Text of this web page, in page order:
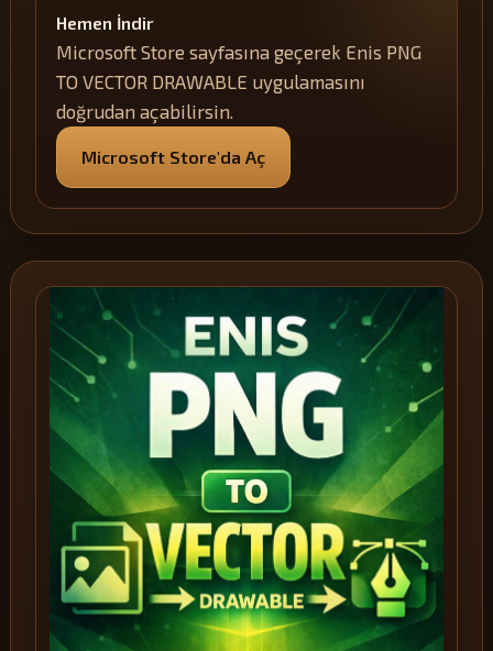
Hemen İndir
Microsoft Store sayfasına geçerek Enis PNG
TO VECTOR DRAWABLE uygulamasını
doğrudan açabilirsin.
Microsoft Store'da Aç